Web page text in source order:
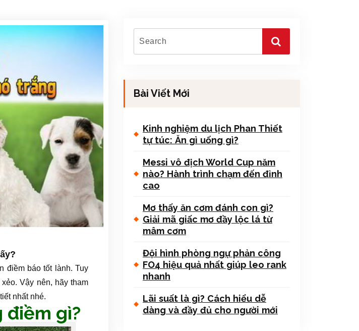
điềm báo tốt lành. Tuy
Vậy nên, hãy tham
nhất nhé.
điềm gì?
Bài Viết Mới
Kinh nghiệm du lịch Phan Thiết
tự túc: Ăn gì uống gì?
Messi vô địch World Cup năm
nào? Hành trình chạm đến đỉnh
cao
Mơ thấy ăn cơm đánh con gì?
Giải mã giấc mơ đầy lộc lá từ
mâm cơm
Đội hình phòng ngự phản công
FO4 hiệu quả nhất giúp leo rank
nhanh
Lãi suất là gì? Cách hiểu dễ
dàng và đầy đủ cho người mới